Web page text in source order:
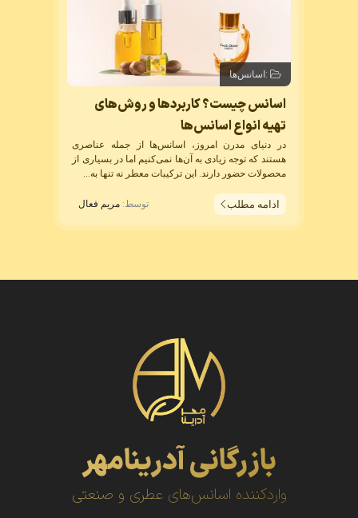
: اسانس‌ها
اسانس چیست؟ کاربردها و روش‌های
تهیه انواع اسانس‌ها
در دنیای مدرن امروز، اسانس‌ها از جمله عناصری
هستند که توجه زیادی به آن‌ها نمی‌کنیم اما در بسیاری از
محصولات حضور دارند. این ترکیبات معطر نه تنها به...
ادامه مطلب توسط: مریم فعال
بازرگانی آدرینامهر
واردکننده اسانس‌های عطری و صنعتی